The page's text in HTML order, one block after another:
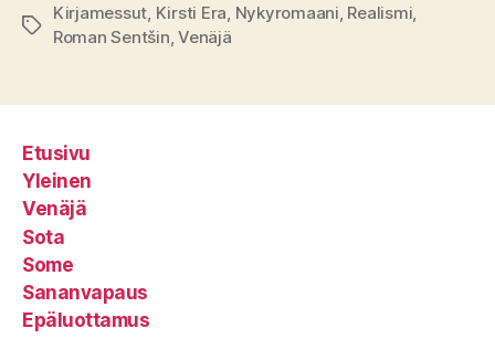
Avainsanat
Kirjamessut Kirsti Era Nykyromaani Realismi
Roman Sentšin ,Venäjä
Etusivu
Yleinen
Venäjä
Sota
Some
Sananvapaus
Epäluottamus